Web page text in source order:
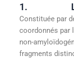
1. La
Constituée par
coordonnés par
non-
fragments